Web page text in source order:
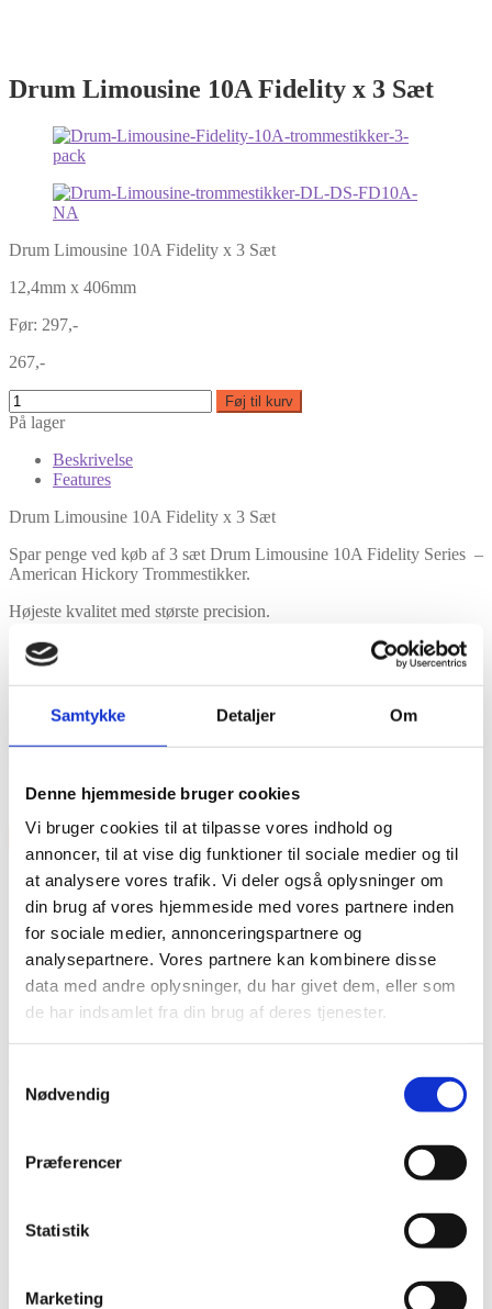
Samtykke Detaljer Om
Denne hjemmeside bruger cookies
Vi bruger cookies til at tilpasse vores indhold og
annoncer, til at vise dig funktioner til sociale medier og til
at analysere vores trafik. Vi deler også oplysninger om
din brug af vores hjemmeside med vores partnere inden
for sociale medier, annonceringspartnere og
analysepartnere. Vores partnere kan kombinere disse
data med andre oplysninger, du har givet dem, eller som
de har indsamlet fra din brug af deres tjenester.
Nødvendig
Præferencer
Statistik
Marketing
Drum Limousine 10A Fidelity x 3 Sæt
Drum Limousine 10A Fidelity x 3 Sæt
12,4mm x 406mm
Før: 297,-
267,-
Føj til kurv
På lager
Beskrivelse
Features
Drum Limousine 10A Fidelity x 3 Sæt
Spar penge ved køb af 3 sæt Drum Limousine 10A Fidelity Series –
American Hickory Trommestikker.
Højeste kvalitet med største precision.
Størrelse: 10A – Tykkelse 12,4mm – Længde 406mm
Træsort: Selected American Hickory
Model: DL-DS-FD10A-NA
12,4mm x 406mm